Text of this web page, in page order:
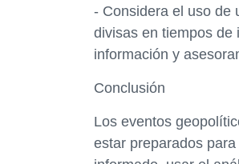
- Considera el uso de
divisas en tiempos de
información y
Conclusión
Los eventos
estar preparados